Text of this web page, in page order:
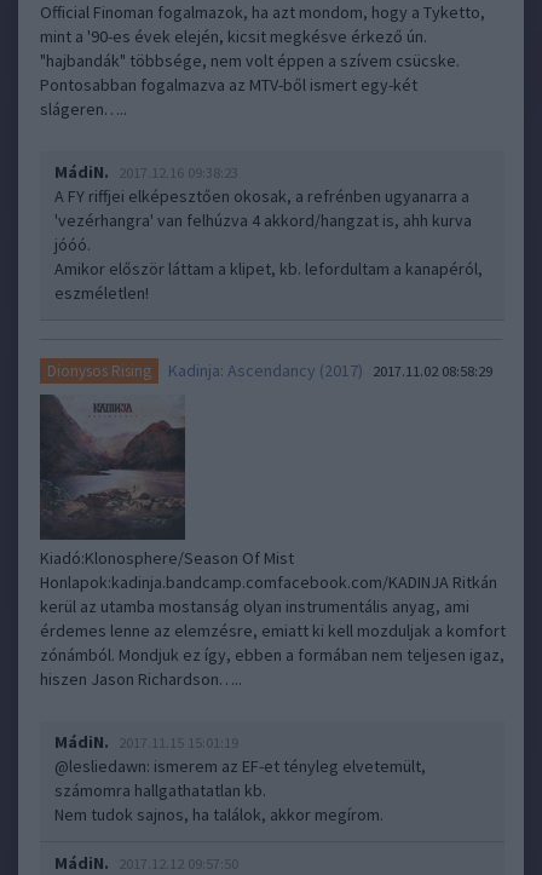
Official Finoman fogalmazok, ha azt mondom, hogy a Tyketto,
mint a '90-es évek elején, kicsit megkésve érkező ún.
"hajbandák" többsége, nem volt éppen a szívem csücske.
Pontosabban fogalmazva az MTV-ből ismert egy-két
slágeren…..
MádiN. 2017.12.16 09:38:23
A FY riffjei elképesztően okosak, a refrénben ugyanarra a
'vezérhangra' van felhúzva 4 akkord/hangzat is, ahh kurva
jóóó.
Amikor először láttam a klipet, kb. lefordultam a kanapéról,
eszméletlen!
Dionysos Rising Kadinja: Ascendancy (2017) 2017.11.02 08:58:29
Kiadó:Klonosphere/Season Of Mist
Honlapok:kadinja.bandcamp.comfacebook.com/KADINJA Ritkán
kerül az utamba mostanság olyan instrumentális anyag, ami
érdemes lenne az elemzésre, emiatt ki kell mozduljak a komfort
zónámból. Mondjuk ez így, ebben a formában nem teljesen igaz,
hiszen Jason Richardson…..
MádiN. 2017.11.15 15:01:19
@lesliedawn: ismerem az EF-et tényleg elvetemült,
számomra hallgathatatlan kb.
Nem tudok sajnos, ha találok, akkor megírom.
MádiN. 2017.12.12 09:57:50